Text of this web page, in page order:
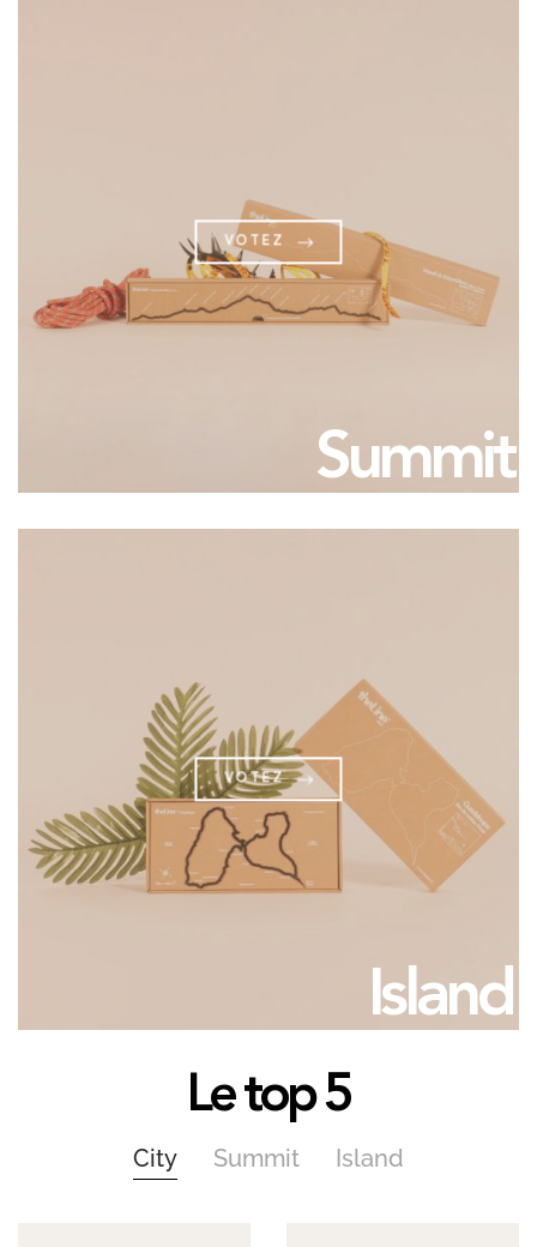
VOTEZ
Summit
ADRESSE E-MAIL *
Tenez-moi au courant des prochaines sorties !
VOTEZ
Island
Tenez-moi au courant des prochaines sorties !
Le top 5
City Summit Island